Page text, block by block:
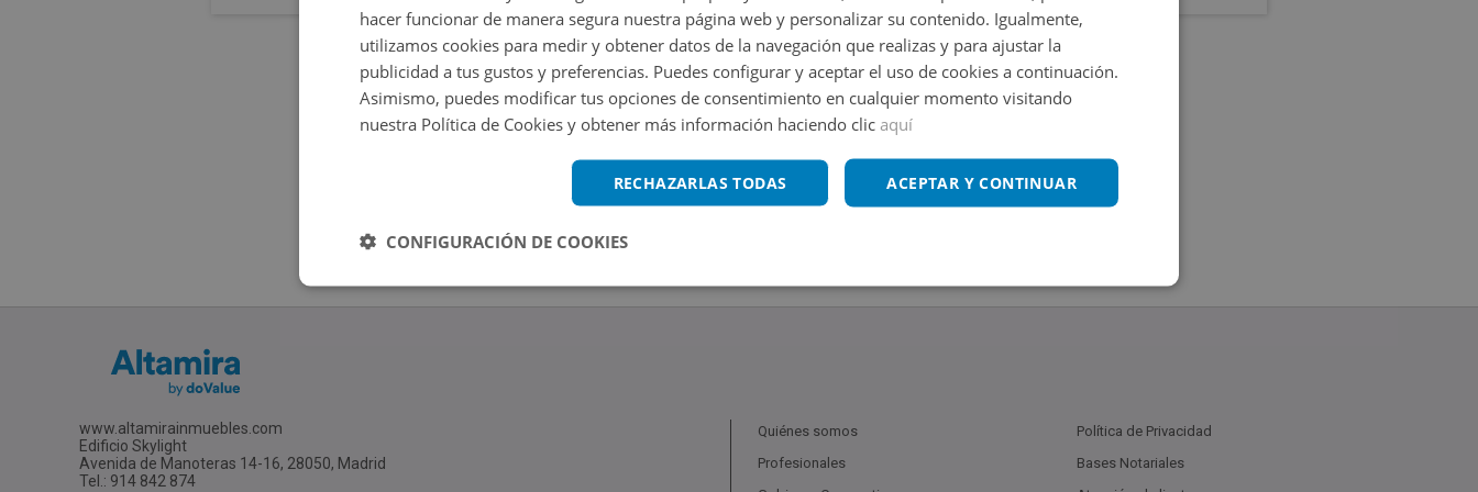
www.altamirainmuebles.com
Edificio Skylight
Avenida de Manoteras 14-16, 28050, Madrid
Tel.: 914 842 874
Quiénes somos
Profesionales
Política de Privacidad
Bases Notariales
hacer funcionar de manera segura nuestra página web y personalizar su contenido. Igualmente,
utilizamos cookies para medir y obtener datos de la navegación que realizas y para ajustar la
publicidad a tus gustos y preferencias. Puedes configurar y aceptar el uso de cookies a continuación.
Asimismo, puedes modificar tus opciones de consentimiento en cualquier momento visitando
nuestra Política de Cookies y obtener más información haciendo clic aquí
ACEPTAR Y CONTINUAR
RECHAZARLAS TODAS
CONFIGURACIÓN DE COOKIES